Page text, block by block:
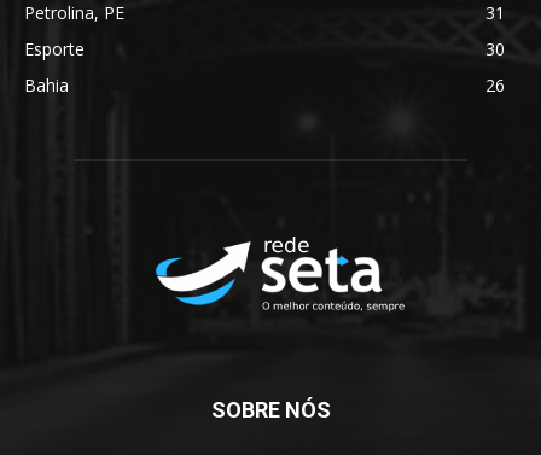
Petrolina, PE
31
Esporte
30
Bahia
26
SOBRE NÓS